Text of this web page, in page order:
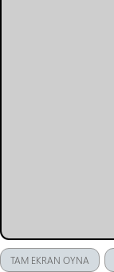
TAM EKRAN OYNA